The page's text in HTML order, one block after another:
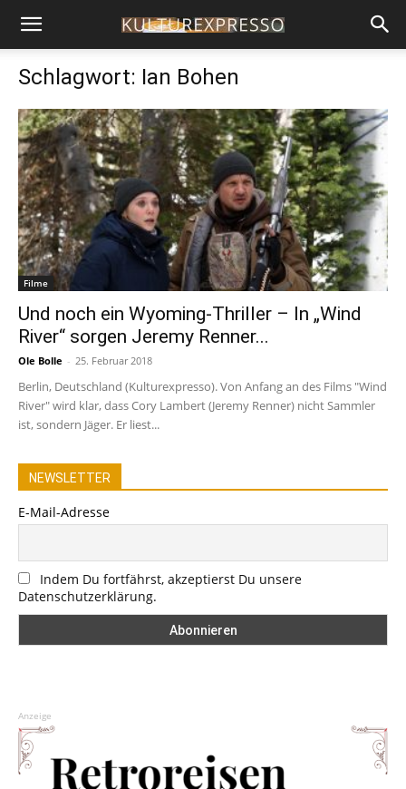
Schlagwort: Ian Bohen
Filme
Und noch ein Wyoming-Thriller – In „Wind
River“ sorgen Jeremy Renner...
Ole Bolle - 25. Februar 2018
Berlin, Deutschland (Kulturexpresso). Von Anfang an des Films "Wind
River" wird klar, dass Cory Lambert (Jeremy Renner) nicht Sammler
ist, sondern Jäger. Er liest...
NEWSLETTER
E-Mail-Adresse
Indem Du fortfährst, akzeptierst Du unsere
Datenschutzerklärung.
Anzeige